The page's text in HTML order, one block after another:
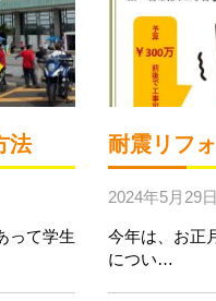
法
って学生
耐震リフ
2024年5月29日
今年は、お正
につい…